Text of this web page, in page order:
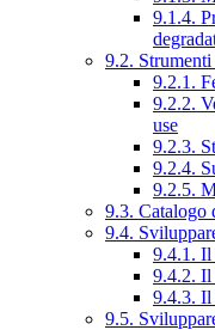
9.1.4.
9.2.
9.2.1.
9.2.2.
use
9.2.3.
9.2.4.
9.2.5.
9.3. Catalogo
9.4.
9.4.1. Il
9.4.2. Il
9.4.3.
9.5.